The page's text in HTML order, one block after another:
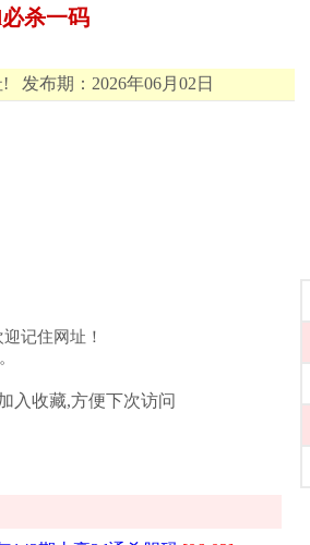
杀一码
发布期：2026年06月02日
记住网址！
入收藏,方便下次访问